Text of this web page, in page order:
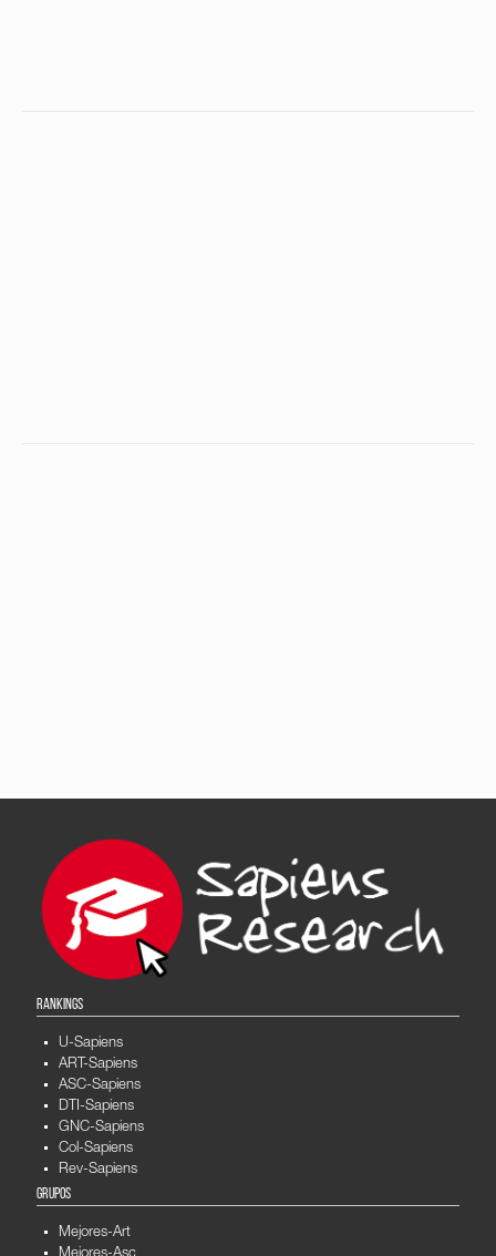
RANKINGS
U-Sapiens
ART-Sapiens
ASC-Sapiens
DTI-Sapiens
GNC-Sapiens
Col-Sapiens
Rev-Sapiens
GRUPOS
Mejores-Art